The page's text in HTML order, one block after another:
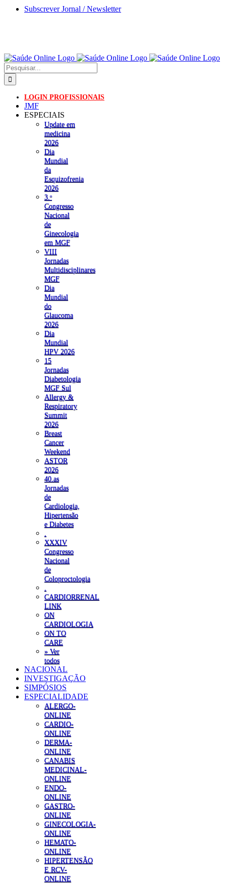
Skip
Subscrever Jornal / Newsletter
Pesquisar
LOGIN PROFISSIONAIS
JMF
ESPECIAIS
Update em
medicina
2026
Dia
Mundial
da
Esquizofrenia
2026
3.ᵒ
Congresso
Nacional
de
Ginecologia
em MGF
VIII
Jornadas
Multidisciplinares
MGF
Dia
Mundial
do
Glaucoma
2026
Dia
Mundial
HPV 2026
15
Jornadas
Diabetologia
MGF Sul
Allergy &
Respiratory
Summit
2026
Breast
Cancer
Weekend
ASTOR
2026
40.as
Jornadas
de
Cardiologia,
Hipertensão
e Diabetes
XXXIV
Congresso
Nacional
de
Coloproctologia
CARDIORRENAL
LINK
ON
CARDIOLOGIA
ON TO
CARE
» Ver
todos
NACIONAL
INVESTIGAÇÃO
SIMPÓSIOS
ESPECIALIDADE
ALERGO-
ONLINE
CARDIO-
ONLINE
DERMA-
ONLINE
CANABIS
MEDICINAL-
ONLINE
ENDO-
ONLINE
GASTRO-
ONLINE
GINECOLOGIA-
ONLINE
HEMATO-
ONLINE
HIPERTENSÃO
E RCV-
ONLINE